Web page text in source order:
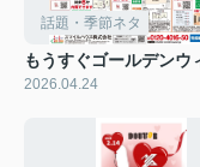
話題・季節ネタ
もうすぐゴールデンウ
2026.04.24